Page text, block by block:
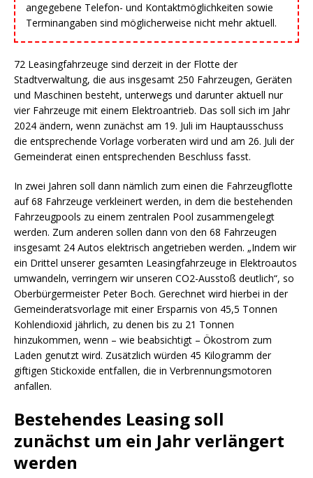
angegebene Telefon- und Kontaktmöglichkeiten sowie
Terminangaben sind möglicherweise nicht mehr aktuell.
72 Leasingfahrzeuge sind derzeit in der Flotte der
Stadtverwaltung, die aus insgesamt 250 Fahrzeugen, Geräten
und Maschinen besteht, unterwegs und darunter aktuell nur
vier Fahrzeuge mit einem Elektroantrieb. Das soll sich im Jahr
2024 ändern, wenn zunächst am 19. Juli im Hauptausschuss
die entsprechende Vorlage vorberaten wird und am 26. Juli der
Gemeinderat einen entsprechenden Beschluss fasst.
In zwei Jahren soll dann nämlich zum einen die Fahrzeugflotte
auf 68 Fahrzeuge verkleinert werden, in dem die bestehenden
Fahrzeugpools zu einem zentralen Pool zusammengelegt
werden. Zum anderen sollen dann von den 68 Fahrzeugen
insgesamt 24 Autos elektrisch angetrieben werden. „Indem wir
ein Drittel unserer gesamten Leasingfahrzeuge in Elektroautos
umwandeln, verringern wir unseren CO2-Ausstoß deutlich“, so
Oberbürgermeister Peter Boch. Gerechnet wird hierbei in der
Gemeinderatsvorlage mit einer Ersparnis von 45,5 Tonnen
Kohlendioxid jährlich, zu denen bis zu 21 Tonnen
hinzukommen, wenn – wie beabsichtigt – Ökostrom zum
Laden genutzt wird. Zusätzlich würden 45 Kilogramm der
giftigen Stickoxide entfallen, die in Verbrennungsmotoren
anfallen.
Bestehendes Leasing soll
zunächst um ein Jahr verlängert
werden